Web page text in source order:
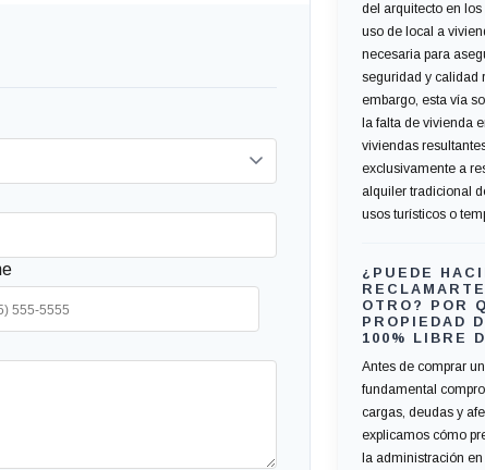
del arquitecto en
uso de local a
necesaria para
seguridad y calidad
embargo, esta vía
la falta de vivienda
viviendas
exclusivamente a
alquiler tradicional
usos turísticos o
¿PUEDE
OTRO? POR
PROPIEDAD
100% LIBRE
Antes de comprar
fundamental
cargas, deudas y
explicamos cómo
la administración